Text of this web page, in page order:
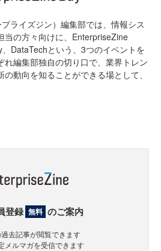
ライズジン）編集部では、情報シス
当の方々向けに、EnterpriseZine
DataTechという、3つのイベントを
れ編集部独自の切り口で、業界トレン
動向を知ることができる場として、
登録 無料 のご案内
過去記事が閲覧できます
メルマガを受信できます